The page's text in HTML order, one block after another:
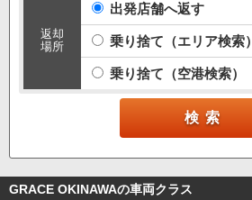
返却
場所
出発店舗へ返す
乗り捨て（エリア検索）
乗り捨て（空港検索）
GRACE OKINAWAの車両クラス